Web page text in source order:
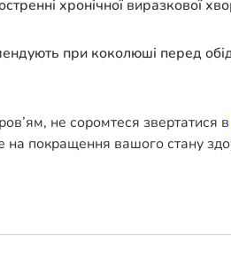
хронічної виразкової
при коколюші перед
не соромтеся звертатися в
на покращення вашого стану